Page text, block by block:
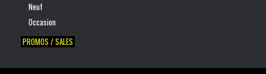
Neuf
Occasion
PROMOS / SALES